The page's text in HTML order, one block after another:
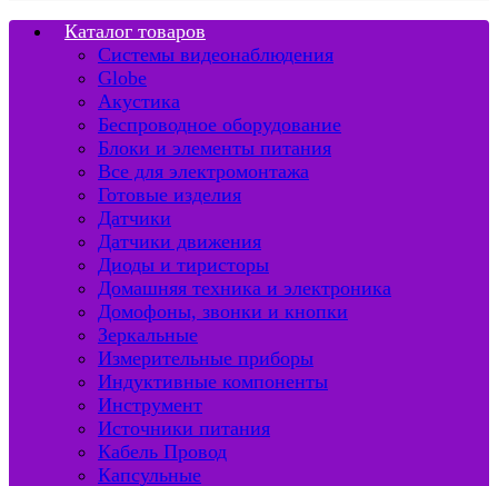
Каталог товаров
Системы видеонаблюдения
Globe
Акустика
Беспроводное оборудование
Блоки и элементы питания
Все для электромонтажа
Готовые изделия
Датчики
Датчики движения
Диоды и тиристоры
Домашняя техника и электроника
Домофоны, звонки и кнопки
Зеркальные
Измерительные приборы
Индуктивные компоненты
Инструмент
Источники питания
Кабель Провод
Капсульные